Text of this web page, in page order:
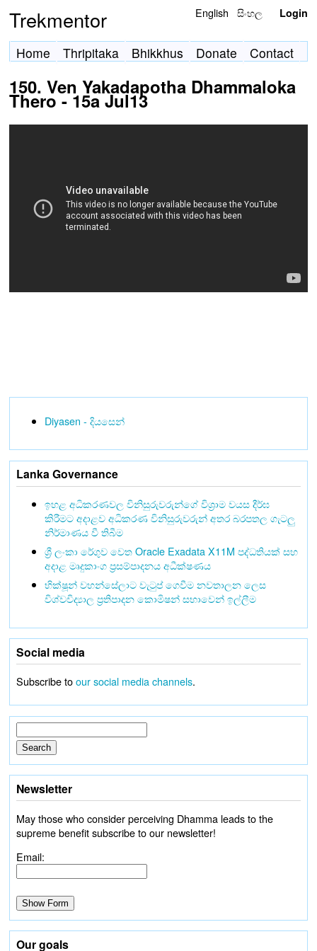
Trekmentor English සිංහල Login
Home Thripitaka Bhikkhus Donate Contact
150. Ven Yakadapotha Dhammaloka
Thero - 15a Jul13
Diyasen - දියසෙන්
Lanka Governance
ඉහළ අධිකරණවල විනිසුරුවරුන්ගේ විශ්‍රාම වයස දීර්ඝ
කිරීමට අදාළව අධිකරණ විනිසුරුවරුන් අතර බරපතල ගැටලු
නිර්මාණය වී තිබීම
ශ්‍රී ලංකා රේගුව වෙත Oracle Exadata X11M පද්ධතියක් සහ
අදාළ මෘදුකාංග ප්‍රසම්පාදනය අධීක්ෂණය
භික්ෂූන් වහන්සේලාට වැටුප් ගෙවීම නවතාලන ලෙස
විශ්වවිද්‍යාල ප්‍රතිපාදන කොමිෂන් සභාවෙන් ඉල්ලීම
Social media
Subscribe toour social media channels.
Newsletter
May those who consider perceiving Dhamma leads to the
supreme benefit subscribe to our newsletter!
Email:
Our goals